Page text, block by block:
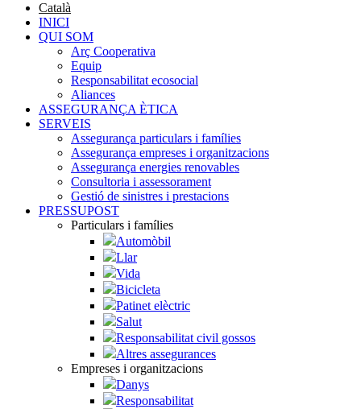
Català
INICI
QUI SOM
Arç Cooperativa
Equip
Responsabilitat ecosocial
Aliances
ASSEGURANÇA ÈTICA
SERVEIS
Assegurança particulars i famílies
Assegurança empreses i organitzacions
Assegurança energies renovables
Consultoria i assessorament
Gestió de sinistres i prestacions
PRESSUPOST
Particulars i famílies
Automòbil
Llar
Vida
Bicicleta
Patinet elèctric
Salut
Responsabilitat civil gossos
Altres assegurances
Empreses i organitzacions
Danys
Responsabilitat